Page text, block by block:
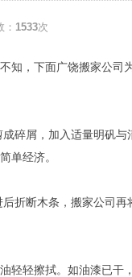
1533次
知，下面广饶搬家公司
碎屑，加入适量明矾与
单经济。
折断木条，搬家公司再
轻轻擦拭。如油漆已干